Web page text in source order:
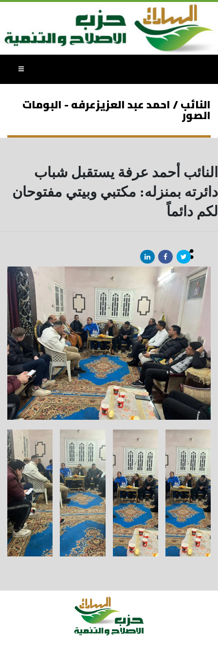
النائب / احمد عبد العزيزعرفه - البومات
الصور
النائب أحمد عرفة يستقبل شباب
دائرته بمنزله: مكتبي وبيتي مفتوحان
لكم دائماً